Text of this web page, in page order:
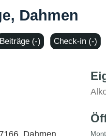
Dahmen
Beiträge (-) Check-in (-)
Dahmen